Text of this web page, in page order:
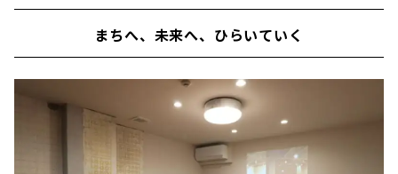
まちへ、未来へ、ひらいていく